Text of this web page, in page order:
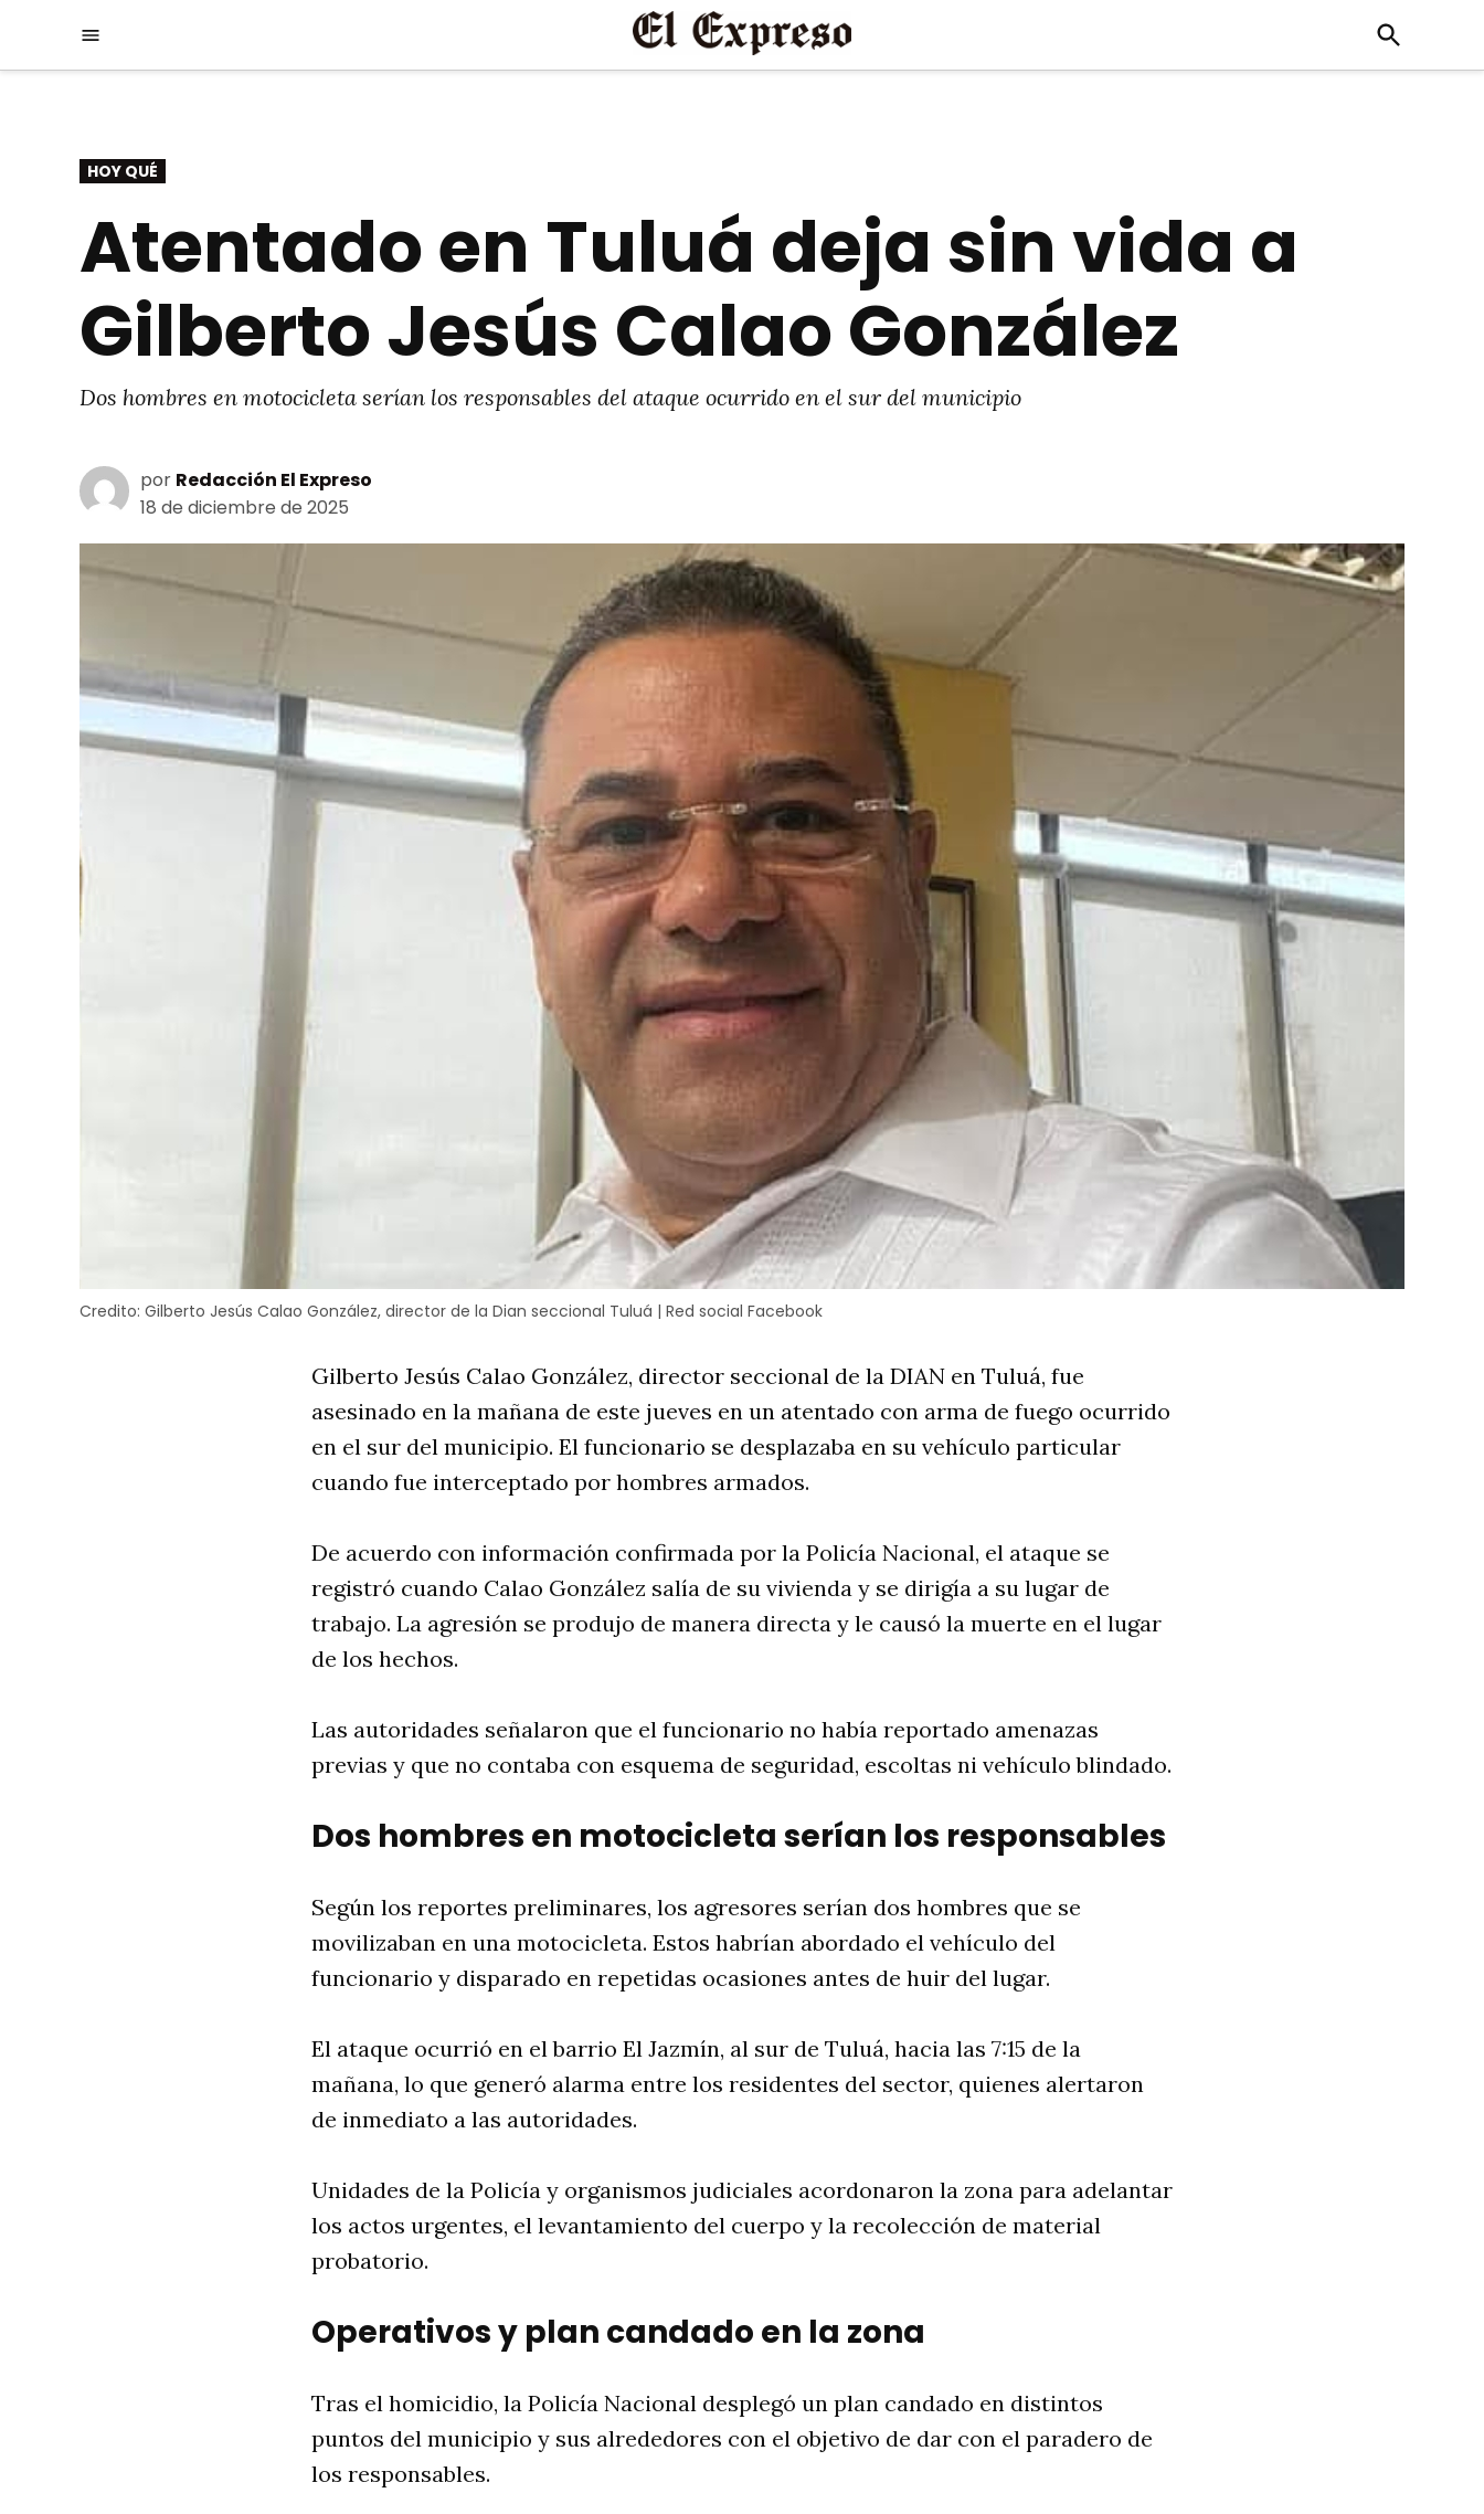
Menú
Open
Search
PUBLICADO
EN
HOY QUÉ
Atentado en Tuluá deja sin vida a
Gilberto Jesús Calao González
Dos hombres en motocicleta serían los responsables del ataque ocurrido en el sur del municipio
por Redacción El Expreso
18 de diciembre de 2025
Credito: Gilberto Jesús Calao González, director de la Dian seccional Tuluá | Red social Facebook
Gilberto Jesús Calao González, director seccional de la DIAN en Tuluá, fue
asesinado en la mañana de este jueves en un atentado con arma de fuego ocurrido
en el sur del municipio. El funcionario se desplazaba en su vehículo particular
cuando fue interceptado por hombres armados.
De acuerdo con información confirmada por la Policía Nacional, el ataque se
registró cuando Calao González salía de su vivienda y se dirigía a su lugar de
trabajo. La agresión se produjo de manera directa y le causó la muerte en el lugar
de los hechos.
Las autoridades señalaron que el funcionario no había reportado amenazas
previas y que no contaba con esquema de seguridad, escoltas ni vehículo blindado.
Dos hombres en motocicleta serían los responsables
Según los reportes preliminares, los agresores serían dos hombres que se
movilizaban en una motocicleta. Estos habrían abordado el vehículo del
funcionario y disparado en repetidas ocasiones antes de huir del lugar.
El ataque ocurrió en el barrio El Jazmín, al sur de Tuluá, hacia las 7:15 de la
mañana, lo que generó alarma entre los residentes del sector, quienes alertaron
de inmediato a las autoridades.
Unidades de la Policía y organismos judiciales acordonaron la zona para adelantar
los actos urgentes, el levantamiento del cuerpo y la recolección de material
probatorio.
Operativos y plan candado en la zona
Tras el homicidio, la Policía Nacional desplegó un plan candado en distintos
puntos del municipio y sus alrededores con el objetivo de dar con el paradero de
los responsables.